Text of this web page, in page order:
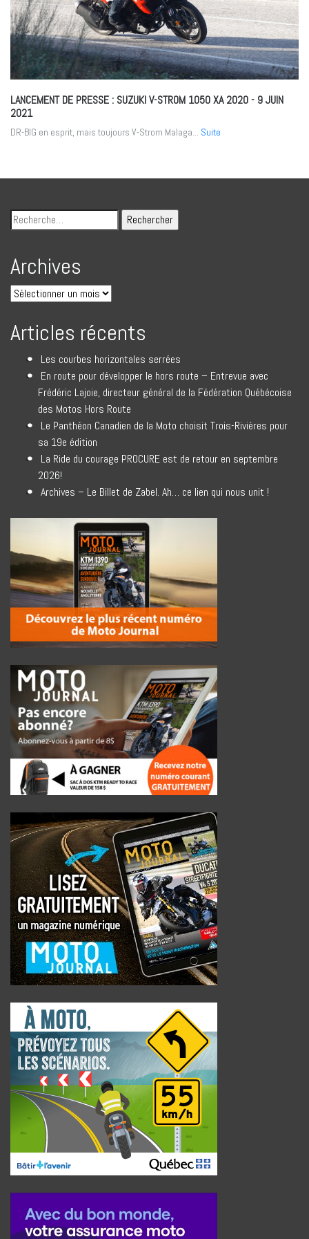
LANCEMENT DE PRESSE : SUZUKI V-STROM 1050 XA 2020- 9 JUIN
2021
DR-BIG en esprit, mais toujours V-Strom Malaga... Suite
Archives
Articles récents
Les courbes horizontales serrées
En route pour développer le hors route – Entrevue avec
Frédéric Lajoie, directeur général de la Fédération Québécoise
des Motos Hors Route
Le Panthéon Canadien de la Moto choisit Trois-Rivières pour
sa 19e édition
La Ride du courage PROCURE est de retour en septembre
2026!
Archives – Le Billet de Zabel. Ah… ce lien qui nous unit !